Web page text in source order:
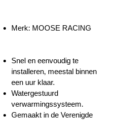
Merk: MOOSE RACING
Snel en eenvoudig te
installeren, meestal binnen
een uur klaar.
Watergestuurd
verwarmingssysteem.
Gemaakt in de Verenigde